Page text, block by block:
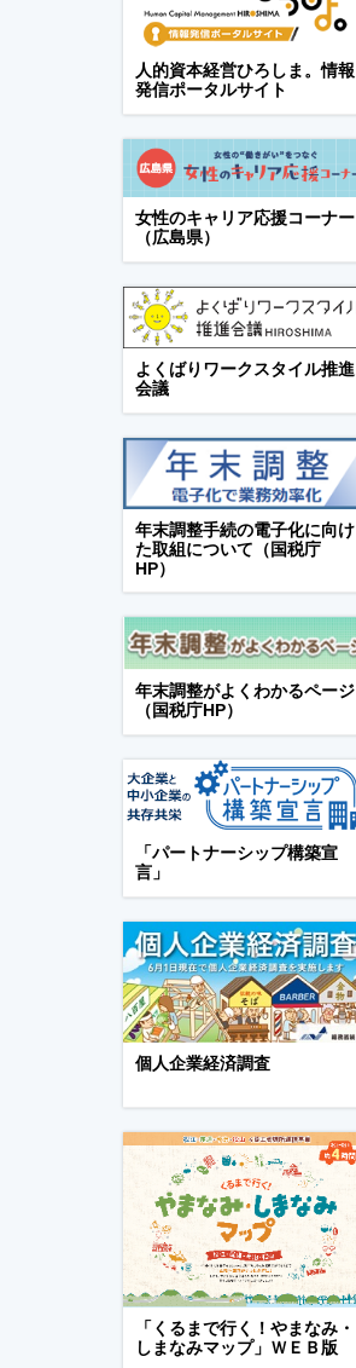
人的資本経営ひろしま。情報
発信ポータルサイト
女性のキャリア応援コーナー
（広島県）
よくばりワークスタイル推進
会議
年末調整手続の電子化に向け
た取組について（国税庁
HP）
年末調整がよくわかるページ
（国税庁HP）
「パートナーシップ構築宣
言」
個人企業経済調査
「くるまで行く！やまなみ・
しまなみマップ」ＷＥＢ版